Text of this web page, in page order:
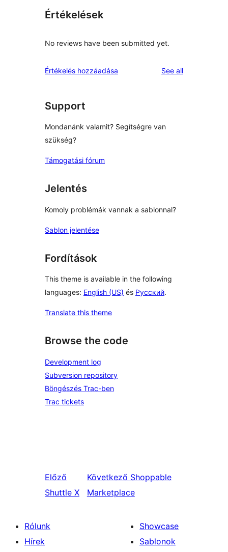
Értékelések
No reviews have been submitted yet.
Értékelés hozzáadása See allreviews
Support
Mondanánk valamit? Segítségre van
szükség?
Támogatási fórum
Jelentés
Komoly problémák vannak a sablonnal?
Sablon jelentése
Fordítások
This theme is available in the following
languages: English (US) és Русский.
Translate this theme
Browse the code
Development log
Subversion repository
Böngészés Trac-ben
Trac tickets
Előző
Shuttle X
Következő Shoppable
Marketplace
Rólunk
Hírek
Showcase
Sablonok